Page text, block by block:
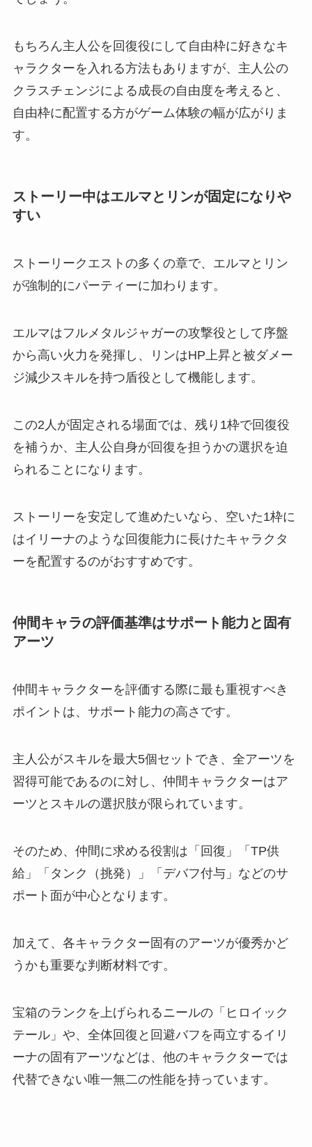
もちろん主人公を回復役にして自由枠に好きなキ
ャラクターを入れる方法もありますが、主人公の
クラスチェンジによる成長の自由度を考えると、
自由枠に配置する方がゲーム体験の幅が広がりま
す。
ストーリー中はエルマとリンが固定になりや
すい
ストーリークエストの多くの章で、エルマとリン
が強制的にパーティーに加わります。
エルマはフルメタルジャガーの攻撃役として序盤
から高い火力を発揮し、リンはHP上昇と被ダメー
ジ減少スキルを持つ盾役として機能します。
この2人が固定される場面では、残り1枠で回復役
を補うか、主人公自身が回復を担うかの選択を迫
られることになります。
ストーリーを安定して進めたいなら、空いた1枠に
はイリーナのような回復能力に長けたキャラクタ
ーを配置するのがおすすめです。
仲間キャラの評価基準はサポート能力と固有
アーツ
仲間キャラクターを評価する際に最も重視すべき
ポイントは、サポート能力の高さです。
主人公がスキルを最大5個セットでき、全アーツを
習得可能であるのに対し、仲間キャラクターはア
ーツとスキルの選択肢が限られています。
そのため、仲間に求める役割は「回復」「TP供
給」「タンク（挑発）」「デバフ付与」などのサ
ポート面が中心となります。
加えて、各キャラクター固有のアーツが優秀かど
うかも重要な判断材料です。
宝箱のランクを上げられるニールの「ヒロイック
テール」や、全体回復と回避バフを両立するイリ
ーナの固有アーツなどは、他のキャラクターでは
代替できない唯一無二の性能を持っています。